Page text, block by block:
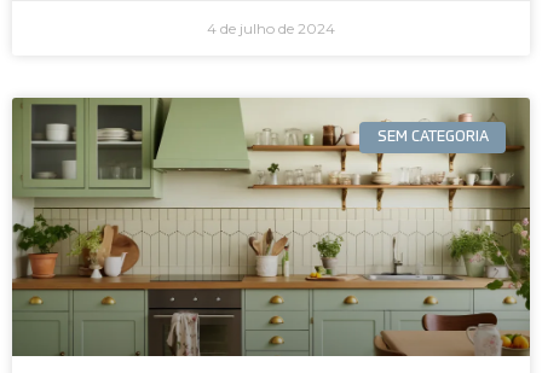
4 de julho de 2024
SEM CATEGORIA